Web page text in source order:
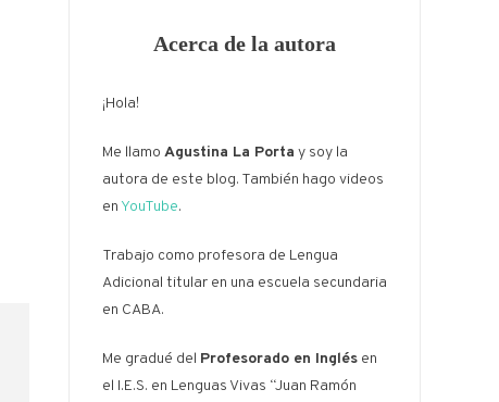
Acerca de la autora
¡Hola!
Me llamo Agustina La Porta y soy la
autora de este blog. También hago videos
en YouTube.
Trabajo como profesora de Lengua
Adicional titular en una escuela secundaria
en CABA.
Me gradué del Profesorado en Inglés en
el I.E.S. en Lenguas Vivas “Juan Ramón